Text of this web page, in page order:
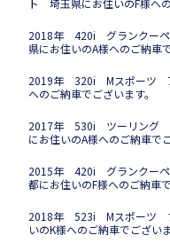
2018年 420i グランクー
県にお住いのA様へのご納車
2019年 320i Mスポーツ
へのご納車でございます。
2017年 530i ツーリング
にお住いのA様へのご納車で
2015年 420i グランクー
都にお住いのF様へのご納車
2018年 523i Mスポーツ
いのK様へのご納車でございま